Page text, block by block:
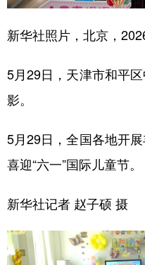
多语种频道
English Español
新华社照片，北京，
5月29日，天津市和平
影。
5月29日，全国各地开
喜迎“六一”国际儿童节。
新华社记者 赵子硕 摄